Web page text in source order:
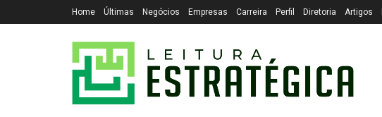
Home Últimas Negócios Empresas Carreira Perfil Diretoria Artigos